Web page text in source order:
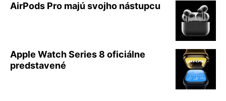
AirPods Pro majú svojho nástupcu
Apple Watch Series 8 oficiálne
predstavené